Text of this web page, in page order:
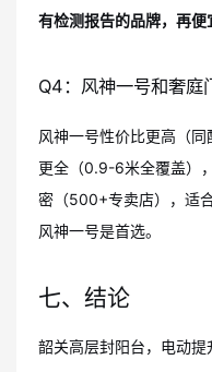
有检测报告的品牌，再便
Q4：风神一号和奢庭
风神一号性价比更高（
更全（0.9-6米全覆盖）
密（500+专卖店），适
风神一号是首选。
七、结论
韶关高层封阳台，电动提